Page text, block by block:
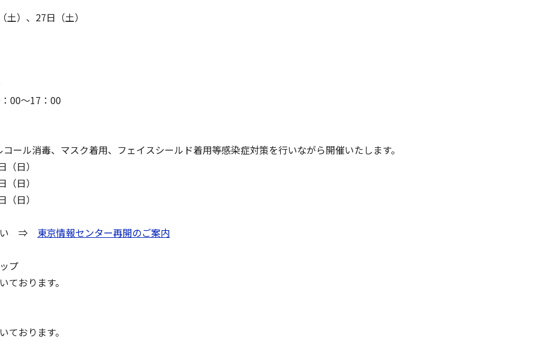
）、27日（土）
00～17：00
ール消毒、マスク着用、フェイスシールド着用等感染症対策を行いながら開催いたします。
日）
日）
日）
い ⇒ 東京情報センター再開のご案内
プ
おります。
おります。